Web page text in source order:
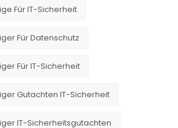
Für IT-Sicherheit
Für Datenschutz
Für IT-Sicherheit
Gutachten IT-Sicherheit
IT-Sicherheitsgutachten